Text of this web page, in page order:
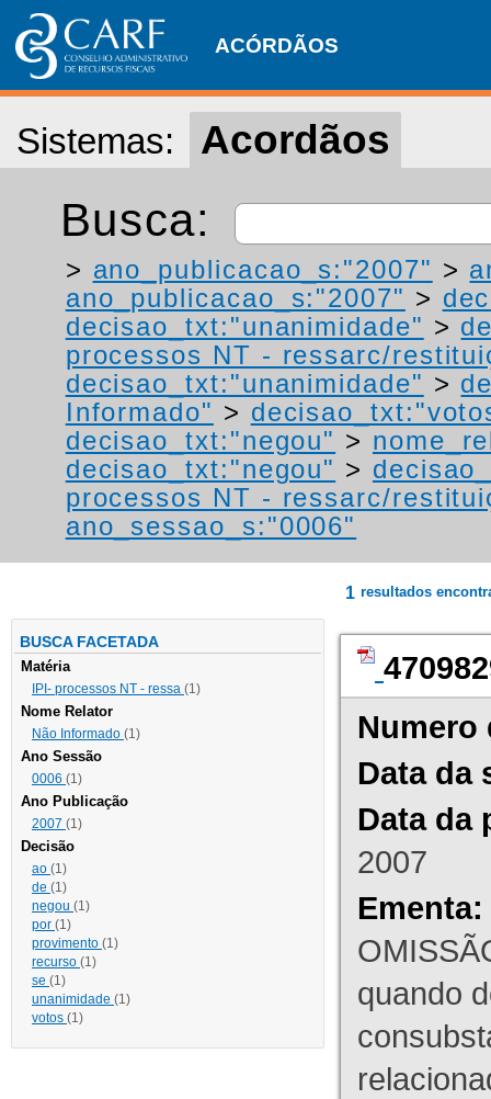
ACÓRDÃOS
Sistemas: Acordãos
Busca:
> ano_publicacao_s:"2007" >
ano_publicacao_s:"2007" >
decisao_txt:"unanimidade" >
processos NT - ressarc/
decisao_txt:"unanimidade" >
Informado" >
decisao_txt:"negou" >
decisao_txt:"negou" >
processos NT - ressarc/
ano_sessao_s:"0006"
BUSCA FACETADA
Matéria
IPI- processos NT - ressa (1)
Nome Relator
Não Informado (1)
Ano Sessão
0006 (1)
Ano Publicação
2007 (1)
Decisão
ao (1)
de (1)
negou (1)
por (1)
provimento (1)
recurso (1)
se (1)
unanimidade (1)
votos (1)
1 resultados
Numero
Data da
Data da
2007
Ementa:
quando